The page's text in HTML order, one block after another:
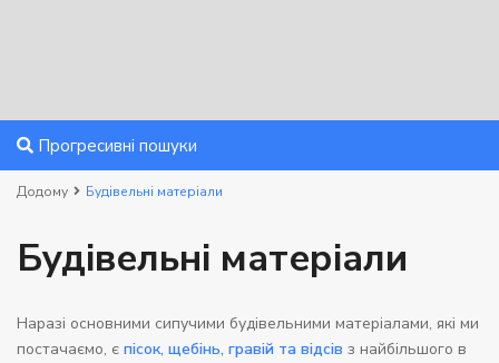
Прогресивні пошуки
Додому Будівельні матеріали
Будівельні матеріали
Наразі основними сипучими будівельними матеріалами, які ми
постачаємо, є пісок, щебінь, гравій та відсів з найбільшого в